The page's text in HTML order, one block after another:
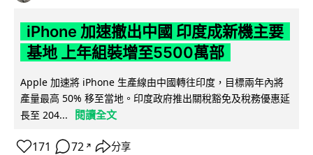
iPhone 加速撤出中國 印度成新機主要
基地 上年組裝增至5500萬部
Apple 加速將 iPhone 生產線由中國轉往印度，目標兩年內將
產量最高 50% 移至當地。印度政府推出關稅豁免及稅務優惠延
長至 204...
閱讀全文
171 72 ↗ 分享